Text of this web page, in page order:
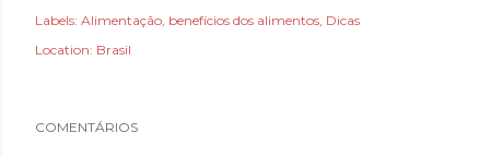
Labels: Alimentação benefícios dos alimentos Dicas
Location: Brasil
COMENTÁRIOS